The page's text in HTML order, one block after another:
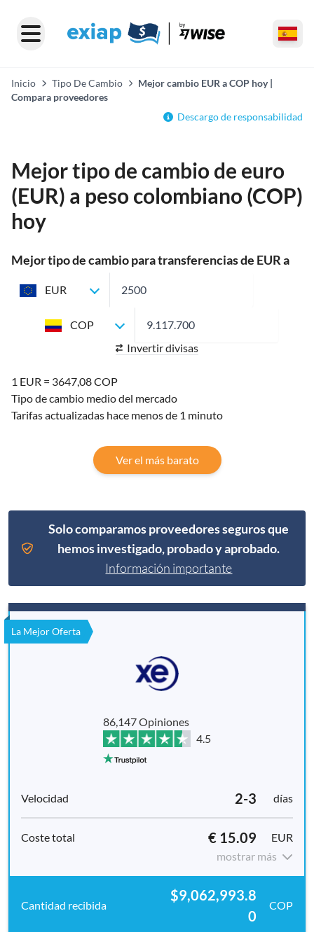
Inicio Tipo De Cambio
Mejor cambio EUR a COP hoy |
Compara proveedores
Descargo de responsabilidad
Mejor tipo de cambio de euro
(EUR) a peso colombiano (COP)
hoy
Mejor tipo de cambio para transferencias de EUR a
EUR
COP
Invertir divisas
1 EUR = 3647,08 COP
Tipo de cambio medio del mercado
Tarifas actualizadas hace menos de 1 minuto
Ver el más barato
Solo comparamos proveedores seguros que
hemos investigado, probado y aprobado.
Información importante
La Mejor Oferta
86,147 Opiniones
4.5
2-3 días
€ 15.09
EUR
mostrar más
$9,062,993.8
0
COP